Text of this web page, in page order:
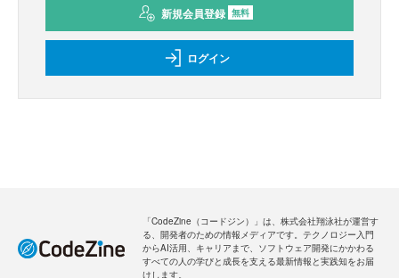
新規会員登録 無料
ログイン
「CodeZine（コードジン）」は、株式会社翔泳社が運営す
る、開発者のための情報メディアです。テクノロジー入門
からAI活用、キャリアまで、ソフトウェア開発にかかわる
すべての人の学びと成長を支える最新情報と実践知をお届
けします。